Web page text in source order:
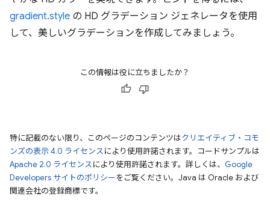
gradient.style の HD グラデーション ジェネレータを使用
して、美しいグラデーションを作成してみましょう。
この情報は役に立ちましたか？
特に記載のない限り、このページのコンテンツはクリエイティブ・コモ
ンズの表示 4.0 ライセンスにより使用許諾されます。コードサンプルは
Apache 2.0 ライセンスにより使用許諾されます。詳しくは、 Google
Developers サイトのポリシーをご覧ください。Java は Oracle および
関連会社の登録商標です。